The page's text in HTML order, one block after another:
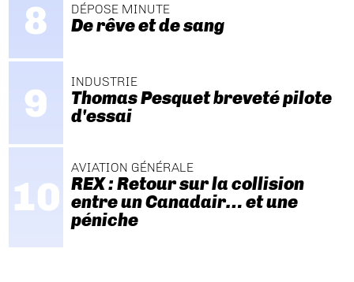
DÉPOSE MINUTE
De rêve et de sang
INDUSTRIE
Thomas Pesquet breveté pilote
d'essai
AVIATION GÉNÉRALE
REX : Retour sur la collision
entre un Canadair… et une
péniche